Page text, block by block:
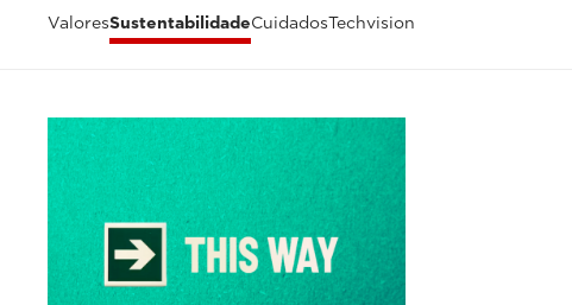
ValoresSustentabilidadeCuidadosTechvision